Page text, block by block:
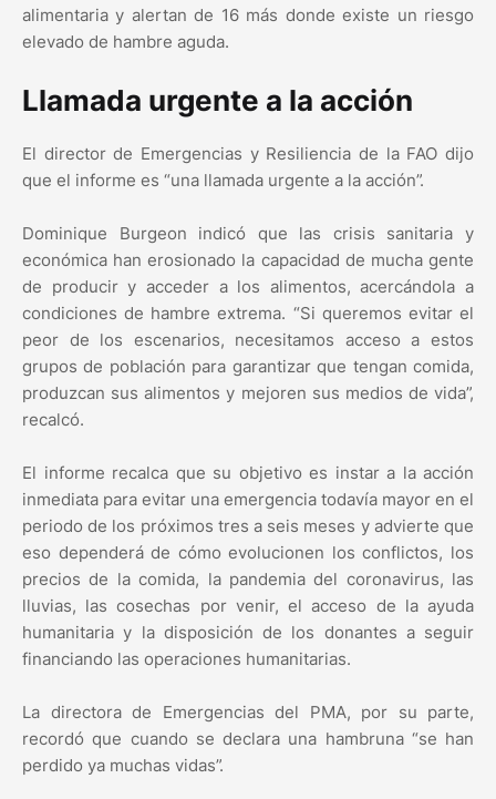
alimentaria y alertan de 16 más donde existe un riesgo
elevado de hambre aguda.
Llamada urgente a la acción
El director de Emergencias y Resiliencia de la FAO dijo
que el informe es “una llamada urgente a la acción”.
Dominique Burgeon indicó que las crisis sanitaria y
económica han erosionado la capacidad de mucha gente
de producir y acceder a los alimentos, acercándola a
condiciones de hambre extrema. “Si queremos evitar el
peor de los escenarios, necesitamos acceso a estos
grupos de población para garantizar que tengan comida,
produzcan sus alimentos y mejoren sus medios de vida”,
recalcó.
El informe recalca que su objetivo es instar a la acción
inmediata para evitar una emergencia todavía mayor en el
periodo de los próximos tres a seis meses y advierte que
eso dependerá de cómo evolucionen los conflictos, los
precios de la comida, la pandemia del coronavirus, las
lluvias, las cosechas por venir, el acceso de la ayuda
humanitaria y la disposición de los donantes a seguir
financiando las operaciones humanitarias.
La directora de Emergencias del PMA, por su parte,
recordó que cuando se declara una hambruna “se han
perdido ya muchas vidas”.